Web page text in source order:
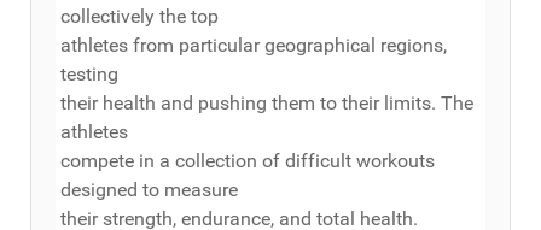
collectively the top
athletes from particular geographical regions,
testing
their health and pushing them to their limits. The
athletes
compete in a collection of difficult workouts
designed to measure
their strength, endurance, and total health.